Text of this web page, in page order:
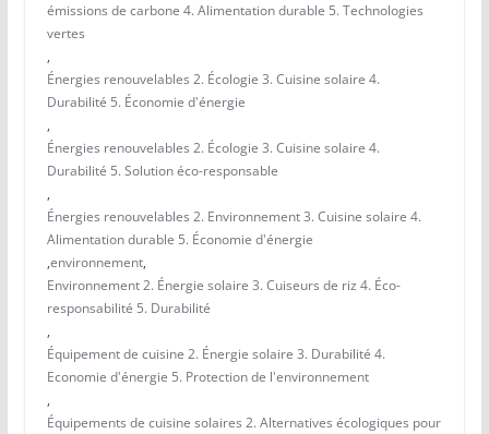
émissions de carbone 4. Alimentation durable 5. Technologies
vertes
,
Énergies renouvelables 2. Écologie 3. Cuisine solaire 4.
Durabilité 5. Économie d'énergie
,
Énergies renouvelables 2. Écologie 3. Cuisine solaire 4.
Durabilité 5. Solution éco-responsable
,
Énergies renouvelables 2. Environnement 3. Cuisine solaire 4.
Alimentation durable 5. Économie d'énergie
,environnement,
Environnement 2. Énergie solaire 3. Cuiseurs de riz 4. Éco-
responsabilité 5. Durabilité
,
Équipement de cuisine 2. Énergie solaire 3. Durabilité 4.
Economie d'énergie 5. Protection de l'environnement
,
Équipements de cuisine solaires 2. Alternatives écologiques pour